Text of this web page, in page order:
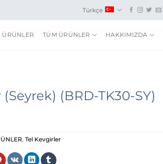
Türkçe
ÜRÜNLER TÜM ÜRÜNLER HAKKIMIZDA
(BRD-TK30-SY)
, Tel Kevgirler